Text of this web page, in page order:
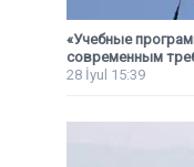
«Учебные
современным
28 İyul 15:39